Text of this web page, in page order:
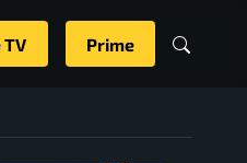
Prime